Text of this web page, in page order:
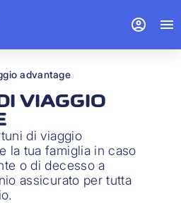
advantage
VIAGGIO
di viaggio
la tua famiglia in caso
o di decesso a
assicurato per tutta
account_circle menu